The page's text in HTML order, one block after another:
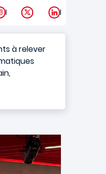
Instagram
X LinkedIn
à relever